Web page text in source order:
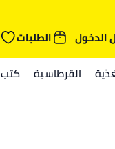
الدخول
الطلبات
القرطاسية كتب